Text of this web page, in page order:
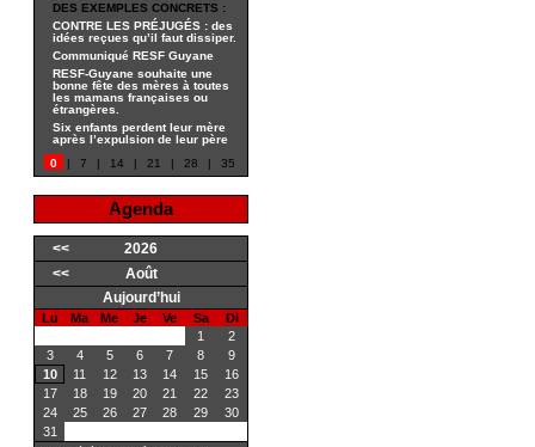
DES EXEMPLES CONCRETS :
CONTRE LES PRÉJUGÉS : des
idées reçues qu’il faut dissiper.
Communiqué RESF Guyane
RESF-Guyane souhaite une
bonne fête des mères à toutes
les mamans françaises ou
étrangères.
Six enfants perdent leur mère
après l’expulsion de leur père
0
7 14 21 28 35
Agenda
<<
2026
<<
Août
Aujourd’hui
Lu Ma Me Je Ve Sa
Di
1
2
3
4 5 6 7 8
9
10
11 12 13 14 15
16
17
18 19 20 21 22
23
24
25 26 27 28 29
30
31